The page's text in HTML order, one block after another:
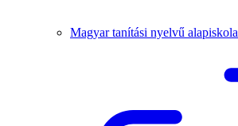
Magyar tanítási nyelvű alapiskola